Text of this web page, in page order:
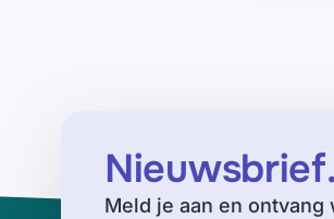
Nieuwsbrief.
Meld je aan en